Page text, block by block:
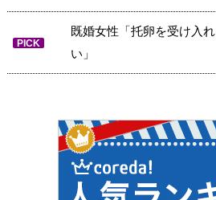
PICK
既婚女性「托卵を受け入
い」